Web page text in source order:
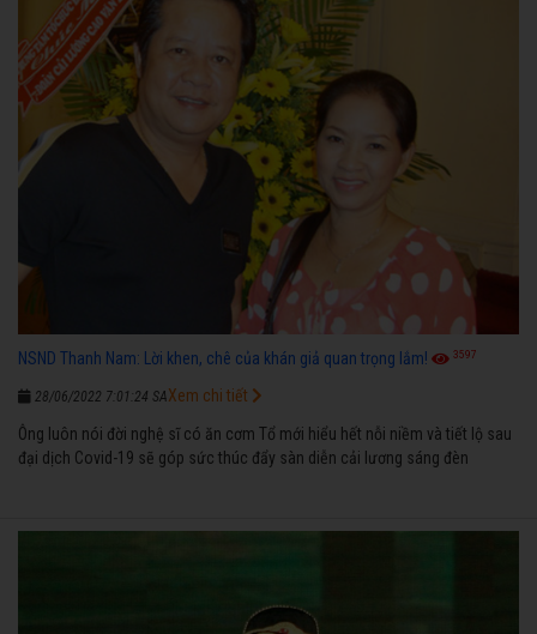
NSND Thanh Nam: Lời khen, chê của khán giả quan trọng lắm! 3597
28/06/2022 7:01:24 SA
Ông luôn nói đời nghệ sĩ có ăn cơm Tổ mới hiểu hết nỗi niềm và tiết lộ sau
đại dịch Covid-19 sẽ góp sức thúc đẩy sàn diễn cải lương sáng đèn
Xem chi tiết